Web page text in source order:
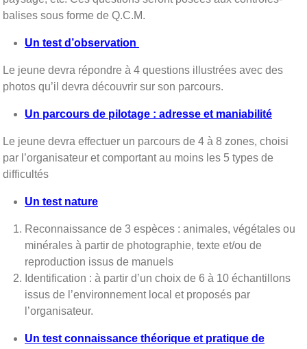
balises sous forme de Q.C.M.
Un test d’observation
Le jeune devra répondre à 4 questions illustrées avec des
photos qu’il devra découvrir sur son parcours.
Un parcours de pilotage : adresse et maniabilité
Le jeune devra effectuer un parcours de 4 à 8 zones, choisi
par l’organisateur et comportant au moins les 5 types de
difficultés
Un test nature
Reconnaissance de 3 espèces : animales, végétales ou
minérales à partir de photographie, texte et/ou de
reproduction issus de manuels
Identification : à partir d’un choix de 6 à 10 échantillons
issus de l’environnement local et proposés par
l’organisateur.
Un test connaissance théorique et pratique de